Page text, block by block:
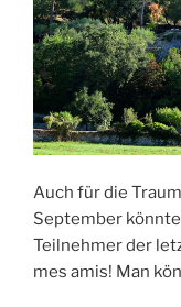
Auch für die
September
Teilnehmer der
mes amis! Man